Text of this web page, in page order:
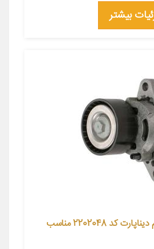
بیشتر
پایه تسمه سفت کن دینام دیناپارت کد 2202048 مناسب